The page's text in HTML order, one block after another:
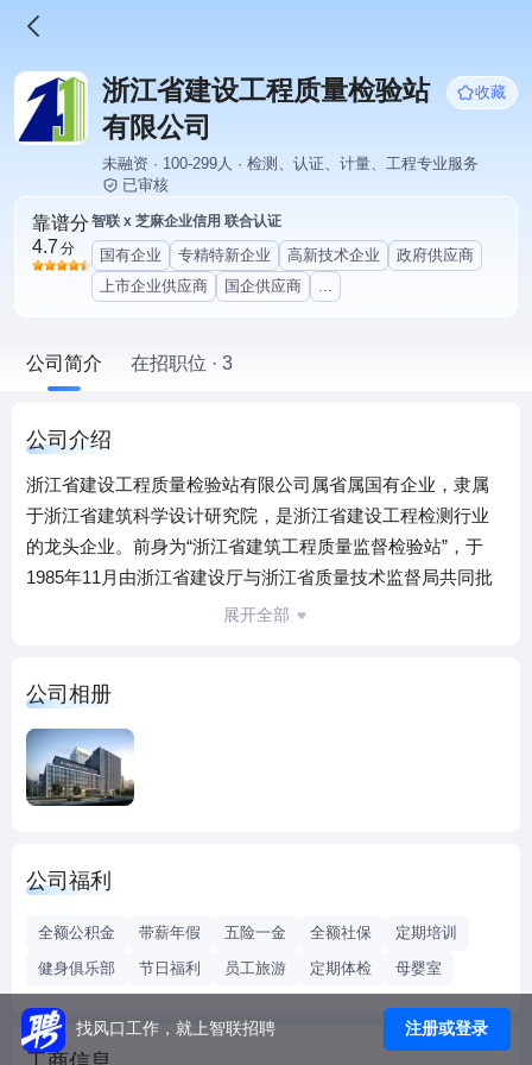
浙江省建设工程质量检验站
有限公司
收藏
未融资 · 100-299人 · 检测、认证、计量、工程专业服务
已审核
靠谱分
4.7 分
智联 x 芝麻企业信用 联合认证
国有企业 专精特新企业 高新技术企业
政府供应商
上市企业供应商
国企供应商 ...
公司简介 在招职位 · 3
公司介绍
浙江省建设工程质量检验站有限公司属省属国有企业，隶属
于浙江省建筑科学设计研究院，是浙江省建设工程检测行业
的龙头企业。前身为“浙江省建筑工程质量监督检验站”，于
1985年11月由浙江省建设厅与浙江省质量技术监督局共同批
准成立，是接受地方政府、法院及社会各界委托开展建筑工
号。是浙江省工程建设质量协会检测分会会长单位。
展开全部
公司相册
公司福利
全额公积金 带薪年假 五险一金 全额社保
定期培训
健身俱乐部
节日福利 员工旅游 定期体检 母婴室
找风口工作，就上智联招聘 注册或登录